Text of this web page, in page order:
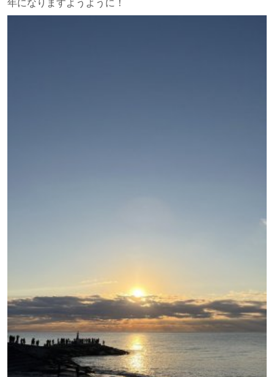
年になりますようように！